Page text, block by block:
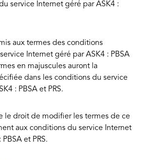
service Internet géré par ASK4 :
aux termes des conditions
Internet géré par ASK4 : PBSA
en majuscules auront la
dans les conditions du service
: PBSA et PRS.
le droit de modifier les termes de ce
aux conditions du service Internet
et PRS.